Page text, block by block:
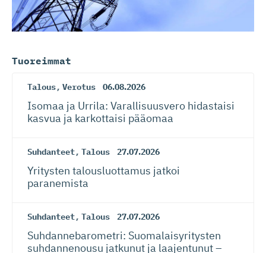
Tuoreimmat
Talous, Verotus 06.08.2026
Isomaa ja Urrila: Varallisuusvero hidastaisi
kasvua ja karkottaisi pääomaa
Suhdanteet, Talous 27.07.2026
Yritysten talousluottamus jatkoi
paranemista
Suhdanteet, Talous 27.07.2026
Suhdanneba­ro­metri: Suomalaisy­ri­tysten
suhdannenousu jatkunut ja laajentunut –